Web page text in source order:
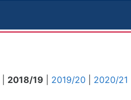
2018/19 2019/20
2020/21